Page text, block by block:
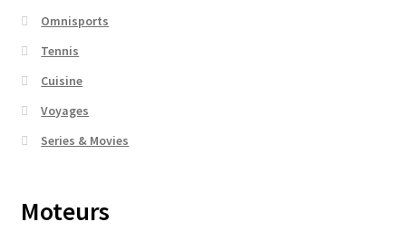
Omnisports
Tennis
Cuisine
Voyages
Series & Movies
Moteurs